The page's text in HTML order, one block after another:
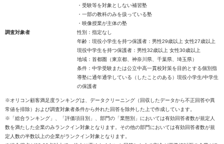
・受験等を対象としない補習塾
・一部の教科のみを扱っている塾
・映像授業が主体の塾
調査対象者
性別：指定なし
年齢：現役小学生を持つ保護者：男性29歳以上 女性27歳以上
現役中学生を持つ保護者：男性32歳以上 女性30歳以上
地域：首都圏（東京都、神奈川県、千葉県、埼玉県）
条件：中学受験または公立中高一貫校対策を目的とする個別指
導塾に通年通学している（したことのある）現役小学生/中学生
の保護者
※オリコン顧客満足度ランキングは、データクリーニング（回収したデータから不正回答や異
常値を排除）および調査対象者条件から外れた回答を除外した上で作成しています。
※「総合ランキング」、「評価項目別」、部門の「業態別」においては有効回答者数が規定人
数を満たした企業のみランクイン対象となります。その他の部門においては有効回答者数が規
定人数の半数以上の企業がランクイン対象となります。